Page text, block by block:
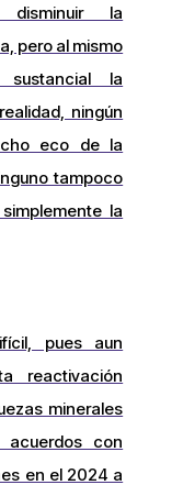
disminuir la
pero al mismo
la
ningún
eco de la
tampoco
la
pues aun
reactivación
minerales
con
en el 2024 a